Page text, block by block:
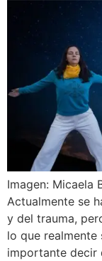
Imagen: Micaela
Actualmente se
y del trauma,
lo que
importante decir